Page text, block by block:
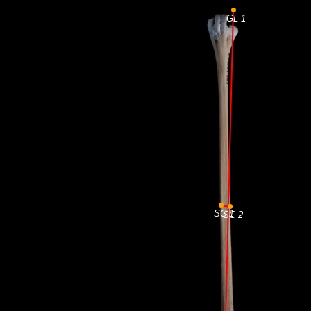
GL 1
SC 1SC 2